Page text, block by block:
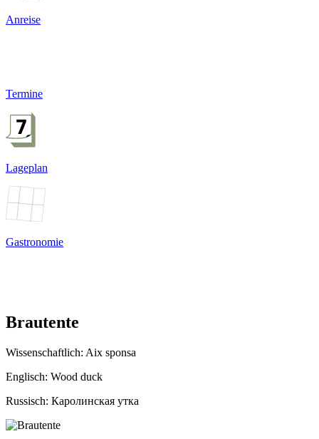
Anreise
Termine
Lageplan
Gastronomie
Brautente
Wissenschaftlich: Aix sponsa
Englisch: Wood duck
Russisch: Каролинская утка